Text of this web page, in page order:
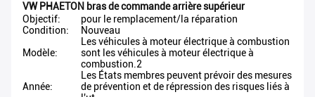
VW PHAETON bras de commande arrière supérieur
Objectif:
pour le remplacement/la réparation
Condition:
Nouveau
Modèle:
Les véhicules à moteur électrique à combustion
sont les véhicules à moteur électrique à
combustion.2
Année:
Les États membres peuvent prévoir des mesures
de prévention et de répression des risques liés à